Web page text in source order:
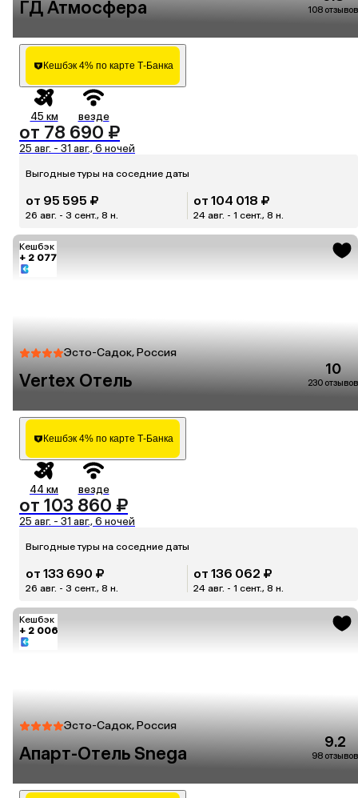
ГД Атмосфера 108 отзывов
Кешбэк 4% по карте Т-Банка
45 км везде
от 78 690 ₽
25 авг. - 31 авг., 6 ночей
Выгодные туры на соседние даты
от 95 595 ₽
26 авг. - 3 сент., 8 н.
от 104 018 ₽
24 авг. - 1 сент., 8 н.
Кешбэк
+ 2 077
Эсто-Садок, Россия
Vertex Отель
10
230 отзывов
Кешбэк 4% по карте Т-Банка
44 км везде
от 103 860 ₽
25 авг. - 31 авг., 6 ночей
Выгодные туры на соседние даты
от 133 690 ₽
26 авг. - 3 сент., 8 н.
от 136 062 ₽
24 авг. - 1 сент., 8 н.
Кешбэк
+ 2 006
Эсто-Садок, Россия
Апарт-Отель Snega
9.2
98 отзывов